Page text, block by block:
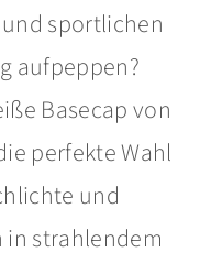
sportlichen
aufpeppen?
Basecap von
perfekte Wahl
und
in strahlendem